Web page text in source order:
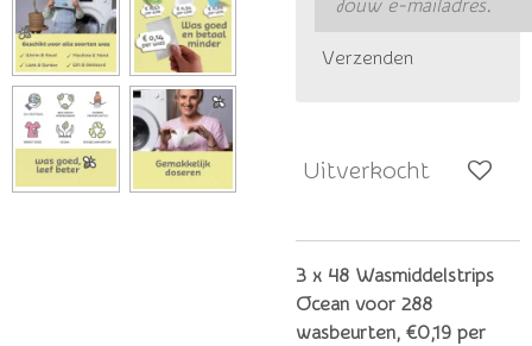
Verzenden
Uitverkocht
3 x 48 Wasmiddelstrips
Ocean voor 288
wasbeurten, €0,19 per